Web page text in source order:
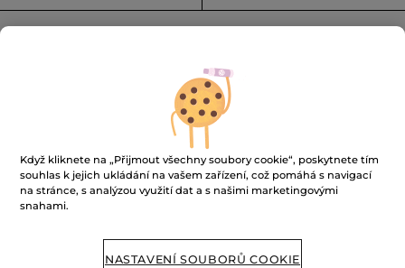
Když kliknete na „Přijmout všechny soubory cookie“, poskytnete tím
souhlas k jejich ukládání na vašem zařízení, což pomáhá s navigací
na stránce, s analýzou využití dat a s našimi marketingovými
snahami.
NASTAVENÍ SOUBORŮ COOKIE